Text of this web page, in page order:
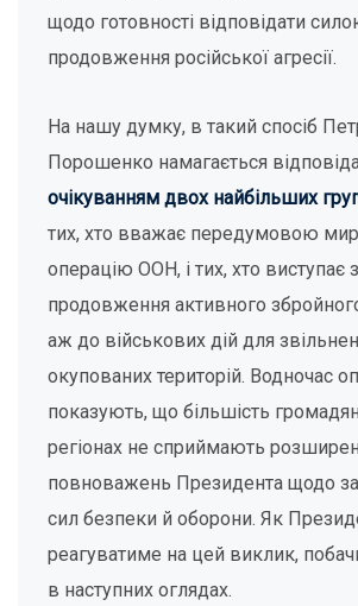
щодо готовності відповідати
продовження російської агресії.
На нашу думку, в такий спосіб
Порошенко намагається
очікуванням двох найбільших
тих, хто вважає передумовою
операцію ООН, і тих, хто виступає
продовження активного
аж до військових дій для
окупованих територій. Водночас
показують, що більшість
регіонах не сприймають
повноважень Президента щодо
сил безпеки й оборони. Як
реагуватиме на цей виклик,
в наступних оглядах.